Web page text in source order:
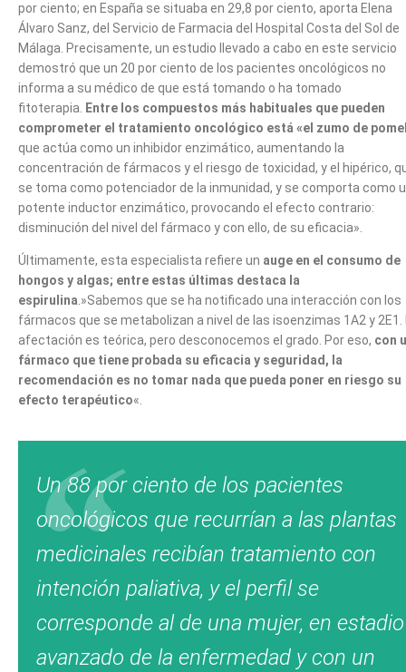
por ciento; en España se situaba en 29,8 por ciento, aporta Elena
Álvaro Sanz, del Servicio de Farmacia del Hospital Costa del Sol de
Málaga. Precisamente, un estudio llevado a cabo en este servicio
demostró que un 20 por ciento de los pacientes oncológicos no
informa a su médico de que está tomando o ha tomado
fitoterapia. Entre los compuestos más habituales que pueden
comprometer el tratamiento oncológico está «el zumo de
que actúa como un inhibidor enzimático, aumentando la
concentración de fármacos y el riesgo de toxicidad, y el hipérico,
se toma como potenciador de la inmunidad, y se comporta como
potente inductor enzimático, provocando el efecto contrario:
disminución del nivel del fármaco y con ello, de su eficacia».
Últimamente, esta especialista refiere un auge en el consumo de
hongos y algas; entre estas últimas destaca la
espirulina.»Sabemos que se ha notificado una interacción con los
fármacos que se metabolizan a nivel de las isoenzimas 1A2 y 2E1.
afectación es teórica, pero desconocemos el grado. Por eso, con
fármaco que tiene probada su eficacia y seguridad, la
recomendación es no tomar nada que pueda poner en riesgo su
efecto terapéutico«.
Un 88 por ciento de los pacientes
oncológicos que recurrían a las plantas
medicinales recibían tratamiento con
intención paliativa, y el perfil se
corresponde al de una mujer, en estadio
avanzado de la enfermedad y con un